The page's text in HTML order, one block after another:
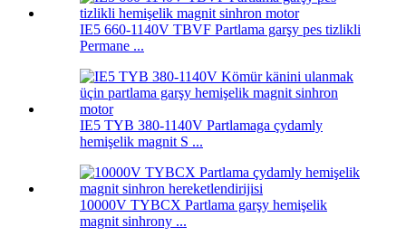
IE5 660-1140V TBVF Partlama garşy pes tizlikli
Permane ...
IE5 TYB 380-1140V Partlamaga çydamly
hemişelik magnit S ...
10000V TYBCX Partlama garşy hemişelik
magnit sinhrony ...